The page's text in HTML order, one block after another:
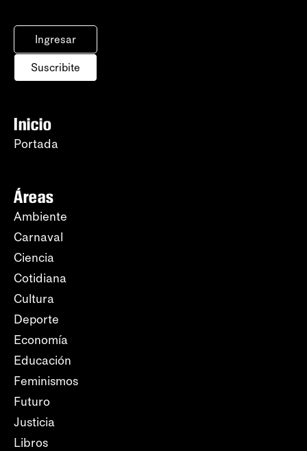
Ingresar
Suscribite
Inicio
Portada
Áreas
Ambiente
Carnaval
Ciencia
Cotidiana
Cultura
Deporte
Economía
Educación
Feminismos
Futuro
Justicia
Libros